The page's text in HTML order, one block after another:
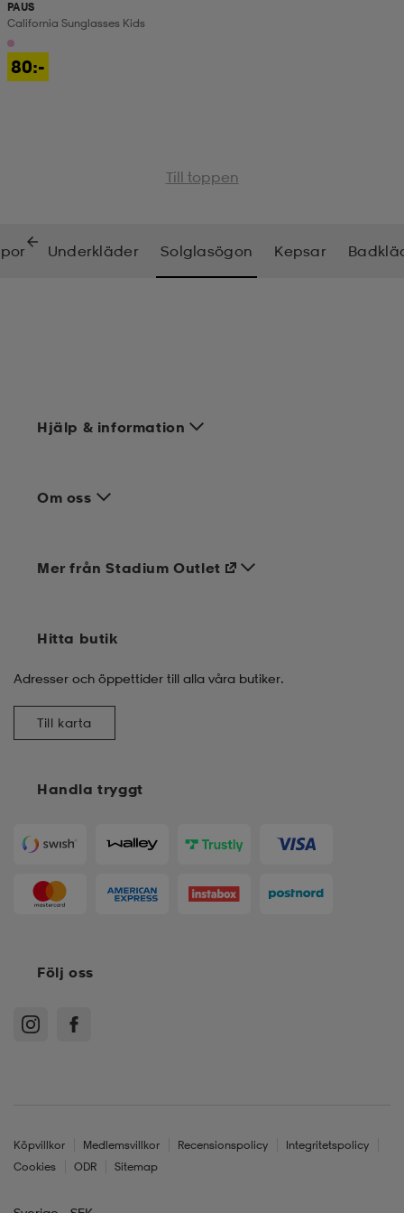
PAUS
California Sunglasses Kids
80:-
Till toppen
Underkläder Solglasögon Kepsar
Hjälp & information
Om oss
Handla tryggt
Mer från Stadium Outlet
Hitta butik
Adresser och öppettider till alla våra butiker.
Till karta
Följ oss
Köpvillkor Medlemsvillkor Recensionspolicy
Integritetspolicy
Cookies
ODR Sitemap